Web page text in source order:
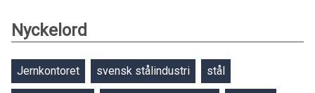
Nyckelord
Jernkontoret svensk stålindustri stål